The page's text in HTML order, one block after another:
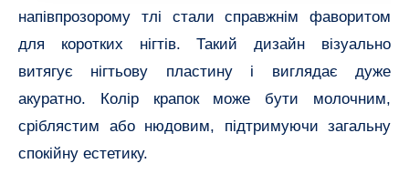
напівпрозорому тлі стали справжнім фаворитом
для коротких нігтів. Такий дизайн візуально
витягує нігтьову пластину і виглядає дуже
акуратно. Колір крапок може бути молочним,
сріблястим або нюдовим, підтримуючи загальну
спокійну естетику.